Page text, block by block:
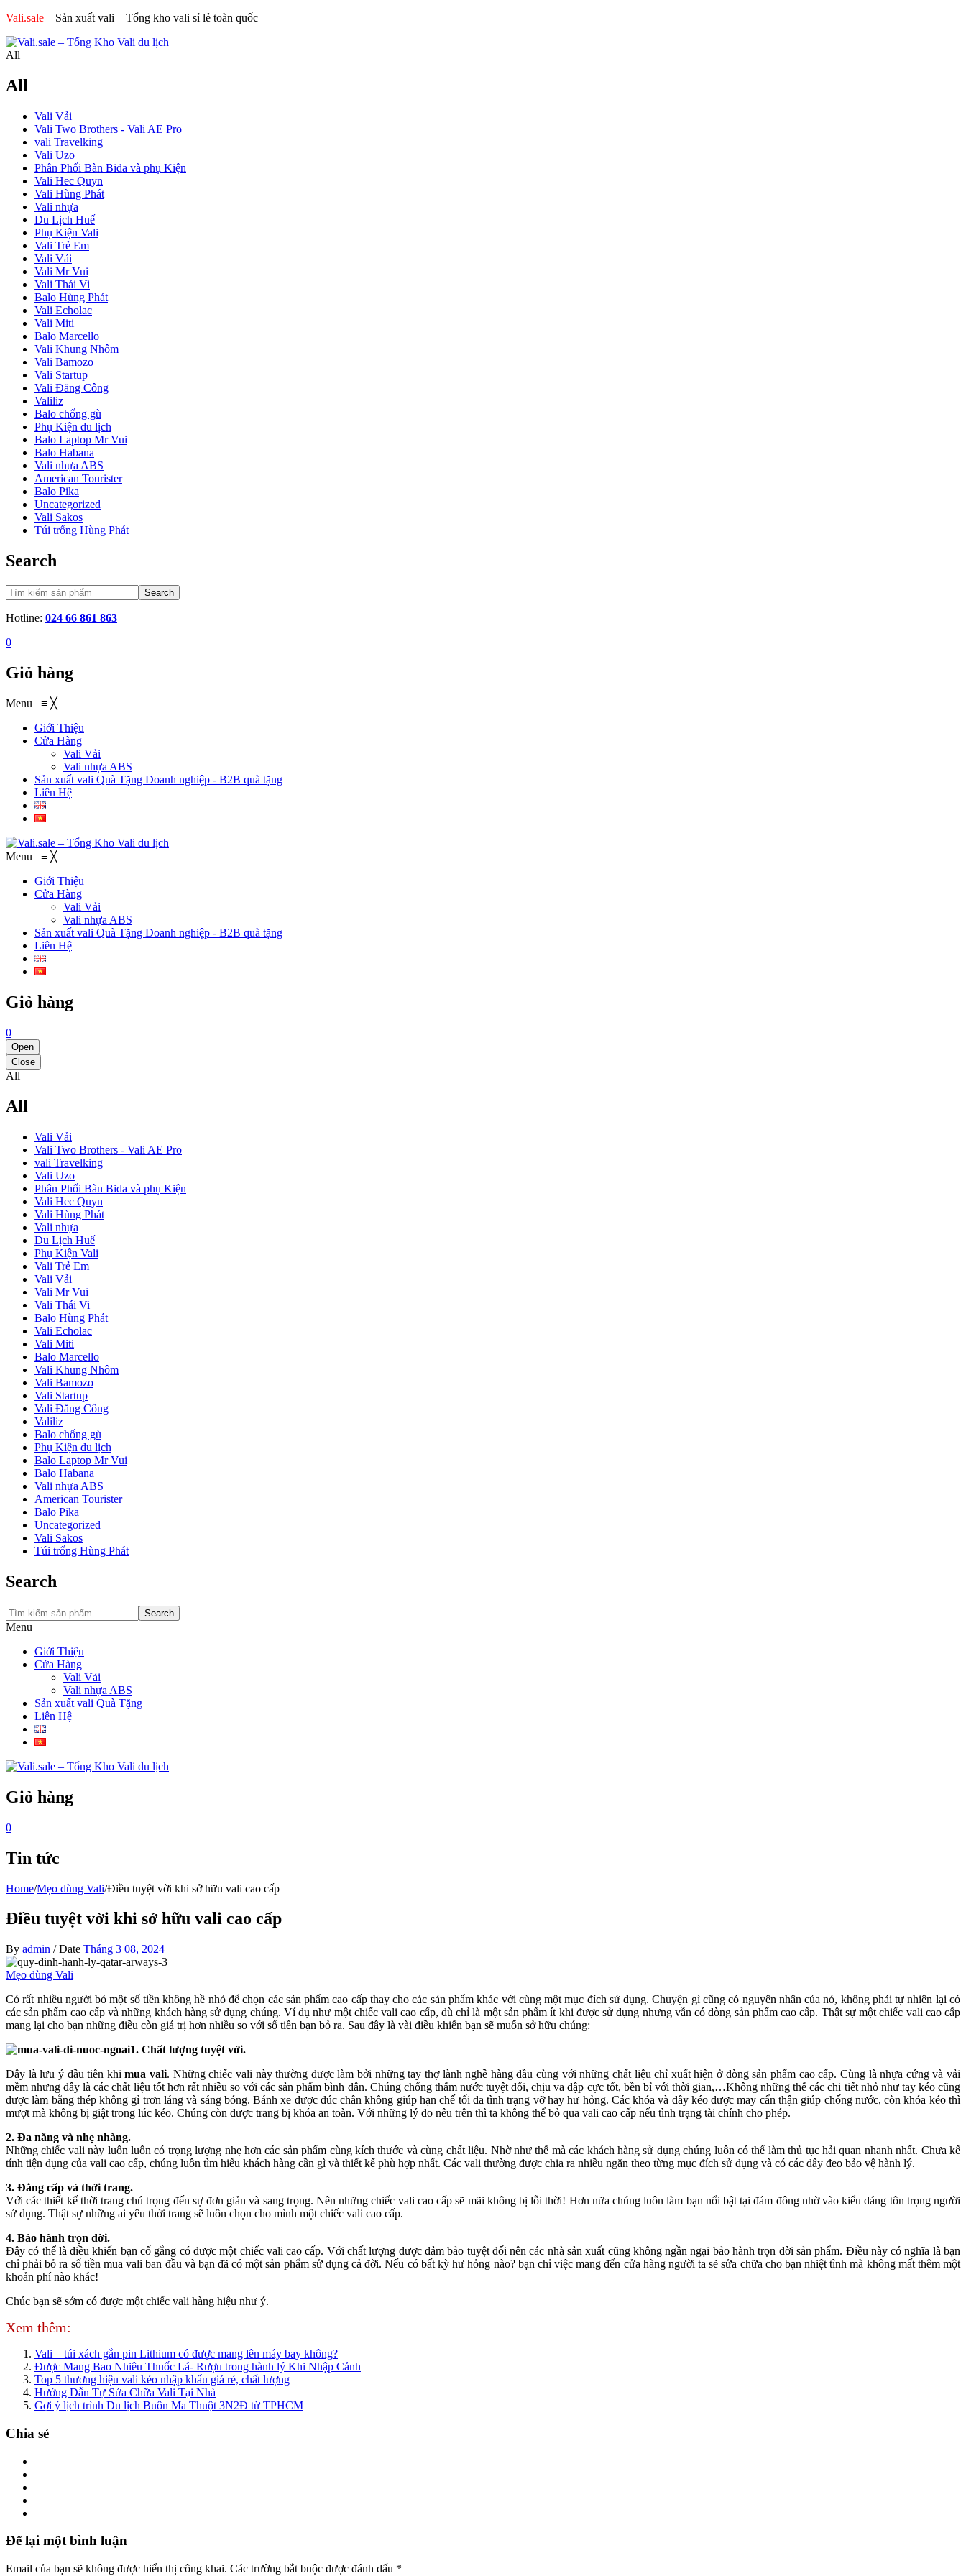
Vali.sale – Sản xuất vali – Tổng kho vali sỉ lẻ toàn quốc
All
All
Vali Vải
Vali Two Brothers - Vali AE Pro
vali Travelking
Vali Uzo
Phân Phối Bàn Bida và phụ Kiện
Vali Hec Quyn
Vali Hùng Phát
Vali nhựa
Du Lịch Huế
Phụ Kiện Vali
Vali Trẻ Em
Vali Vải
Vali Mr Vui
Vali Thái Vi
Balo Hùng Phát
Vali Echolac
Vali Miti
Balo Marcello
Vali Khung Nhôm
Vali Bamozo
Vali Startup
Vali Đăng Công
Valiliz
Balo chống gù
Phụ Kiện du lịch
Balo Laptop Mr Vui
Balo Habana
Vali nhựa ABS
American Tourister
Balo Pika
Uncategorized
Vali Sakos
Túi trống Hùng Phát
Search
Search
Hotline: 024 66 861 863
0
Giỏ hàng
Menu ≡ ╳
Giới Thiệu
Cửa Hàng
Vali Vải
Vali nhựa ABS
Sản xuất vali Quà Tặng Doanh nghiệp - B2B quà tặng
Liên Hệ
Menu ≡ ╳
Giới Thiệu
Cửa Hàng
Vali Vải
Vali nhựa ABS
Sản xuất vali Quà Tặng Doanh nghiệp - B2B quà tặng
Liên Hệ
Giỏ hàng
0
Open
Close
All
All
Vali Vải
Vali Two Brothers - Vali AE Pro
vali Travelking
Vali Uzo
Phân Phối Bàn Bida và phụ Kiện
Vali Hec Quyn
Vali Hùng Phát
Vali nhựa
Du Lịch Huế
Phụ Kiện Vali
Vali Trẻ Em
Vali Vải
Vali Mr Vui
Vali Thái Vi
Balo Hùng Phát
Vali Echolac
Vali Miti
Balo Marcello
Vali Khung Nhôm
Vali Bamozo
Vali Startup
Vali Đăng Công
Valiliz
Balo chống gù
Phụ Kiện du lịch
Balo Laptop Mr Vui
Balo Habana
Vali nhựa ABS
American Tourister
Balo Pika
Uncategorized
Vali Sakos
Túi trống Hùng Phát
Search
Search
Menu
Giới Thiệu
Cửa Hàng
Vali Vải
Vali nhựa ABS
Sản xuất vali Quà Tặng
Liên Hệ
Giỏ hàng
0
Tin tức
Home/Mẹo dùng Vali/Điều tuyệt vời khi sở hữu vali cao cấp
Điều tuyệt vời khi sở hữu vali cao cấp
By admin / Date Tháng 3 08, 2024
Mẹo dùng Vali
Có rất nhiều người bỏ một số tiền không hề nhỏ để chọn các sản phẩm cao cấp thay cho các sản phẩm khác với cùng một mục đích sử dụng. Chuyện gì cũng có nguyên nhân của nó, không phải tự nhiên lại có
các sản phẩm cao cấp và những khách hàng sử dụng chúng. Ví dụ như một chiếc vali cao cấp, dù chỉ là một sản phẩm ít khi được sử dụng nhưng vẫn có dòng sản phẩm cao cấp. Thật sự một chiếc vali cao cấp
mang lại cho bạn những điều còn giá trị hơn nhiều so với số tiền bạn bỏ ra. Sau đây là vài điều khiến bạn sẽ muốn sở hữu chúng:
1. Chất lượng tuyệt vời.
Đây là lưu ý đầu tiên khimua vali. Những chiếc vali này thường được làm bởi những tay thợ lành nghề hàng đầu cùng với những chất liệu chỉ xuất hiện ở dòng sản phẩm cao cấp. Cùng là nhựa cứng và vải
mềm nhưng đây là các chất liệu tốt hơn rất nhiều so với các sản phẩm bình dân. Chúng chống thấm nước tuyệt đối, chịu va đập cực tốt, bền bỉ với thời gian,…Không những thế các chi tiết nhỏ như tay kéo cũng
được làm bằng thép không gỉ trơn láng và sáng bóng. Bánh xe được đúc chân không giúp hạn chế tối đa tình trạng vỡ hay hư hỏng. Các khóa và dây kéo được may cẩn thận giúp chống nước, còn khóa kéo thì
mượt mà không bị giật trong lúc kéo. Chúng còn được trang bị khóa an toàn. Với những lý do nêu trên thì ta không thể bỏ qua vali cao cấp nếu tình trạng tài chính cho phép.
2. Đa năng và nhẹ nhàng.
Những chiếc vali này luôn luôn có trọng lượng nhẹ hơn các sản phẩm cùng kích thước và cùng chất liệu. Nhờ như thế mà các khách hàng sử dụng chúng luôn có thể làm thủ tục hải quan nhanh nhất. Chưa kể
tính tiện dụng của vali cao cấp, chúng luôn tìm hiểu khách hàng cần gì và thiết kế phù hợp nhất. Các vali thường được chia ra nhiều ngăn theo từng mục đích sử dụng và có các dây đeo bảo vệ hành lý.
3. Đẳng cấp và thời trang.
Với các thiết kế thời trang chú trọng đến sự đơn giản và sang trọng. Nên những chiếc vali cao cấp sẽ mãi không bị lỗi thời! Hơn nữa chúng luôn làm bạn nổi bật tại đám đông nhờ vào kiểu dáng tôn trọng người
sử dụng. Thật sự những ai yêu thời trang sẽ luôn chọn cho mình một chiếc vali cao cấp.
4. Bảo hành trọn đời.
Đây có thể là điều khiến bạn cố gắng có được một chiếc vali cao cấp. Với chất lượng được đảm bảo tuyệt đối nên các nhà sản xuất cũng không ngần ngại bảo hành trọn đời sản phẩm. Điều này có nghĩa là bạn
chỉ phải bỏ ra số tiền mua vali ban đầu và bạn đã có một sản phẩm sử dụng cả đời. Nếu có bất kỳ hư hỏng nào? bạn chỉ việc mang đến cửa hàng người ta sẽ sửa chữa cho bạn nhiệt tình mà không mất thêm một
khoản phí nào khác!
Chúc bạn sẽ sớm có được một chiếc vali hàng hiệu như ý.
Xem thêm:
Vali – túi xách gắn pin Lithium có được mang lên máy bay không?
Được Mang Bao Nhiêu Thuốc Lá- Rượu trong hành lý Khi Nhập Cảnh
Top 5 thương hiệu vali kéo nhập khẩu giá rẻ, chất lượng
Hướng Dẫn Tự Sửa Chữa Vali Tại Nhà
Gợi ý lịch trình Du lịch Buôn Ma Thuột 3N2Đ từ TPHCM
Chia sẻ
Để lại một bình luận
Email của bạn sẽ không được hiển thị công khai. Các trường bắt buộc được đánh dấu *